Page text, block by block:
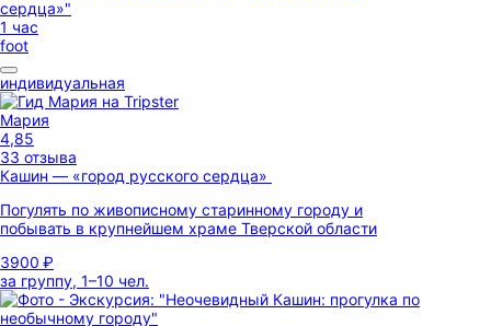
1 час
foot
индивидуальная
Мария
4,85
33 отзыва
Кашин — «город русского сердца»
Погулять по живописному старинному городу и
побывать в крупнейшем храме Тверской области
3900 ₽
за группу, 1–10 чел.